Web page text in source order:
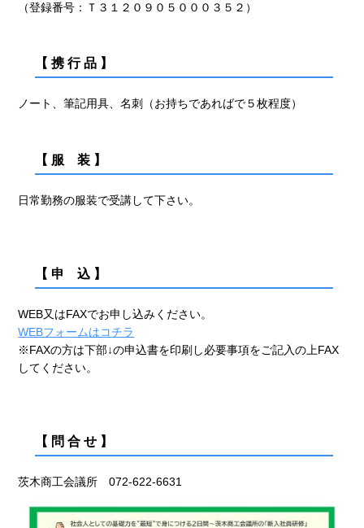
（登録番号：Ｔ３１２０９０５０００３５２）
【 携 行 品 】
ノート、筆記用具、名刺（お持ちであればで５枚程度）
【 服 装 】
日常勤務の服装で受講して下さい。
【 申 込 】
WEB又はFAXでお申し込みください。
WEBフォームはコチラ
※FAXの方は下部↓の申込書を印刷し必要事項をご記入の上FAX
してください。
【 問 合 せ 】
茨木商工会議所 072-622-6631